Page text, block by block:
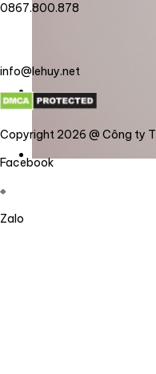
0867.800.878
info@lehuy.net
Copyright 2026 @ Công ty
Facebook
Zalo